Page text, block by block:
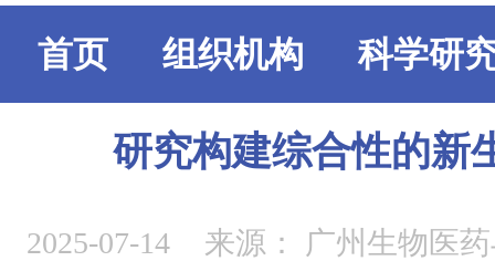
首页 组织机构 科学研
研究构建综合性的新
2025-07-14 来源： 广州生物医